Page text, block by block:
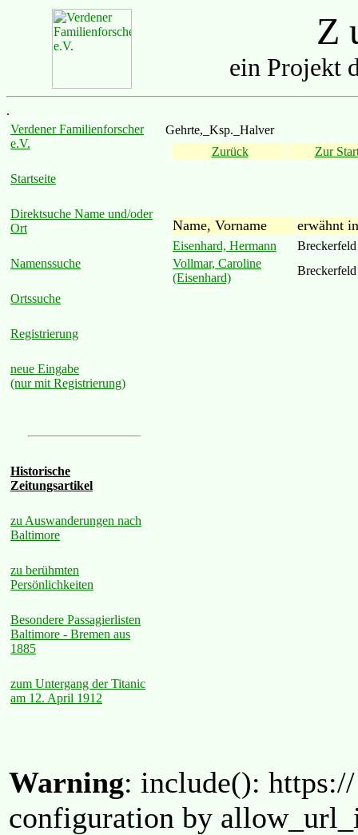
Z
ein Projekt
.
Verdener Familienforscher
e.V.
Startseite
Direktsuche Name und/oder
Ort
Namenssuche
Ortssuche
Registrierung
neue Eingabe
(nur mit Registrierung)
Historische
Zeitungsartikel
zu Auswanderungen nach
Baltimore
zu berühmten
Persönlichkeiten
Besondere Passagierlisten
Baltimore - Bremen aus
1885
zum Untergang der Titanic
am 12. April 1912
Gehrte,_Ksp._Halver
Zurück
Zur
Name, Vorname erwähnt in
Eisenhard, Hermann
Breckerfeld
Vollmar, Caroline
(Eisenhard)
Breckerfeld
Warning: include():
configuration by